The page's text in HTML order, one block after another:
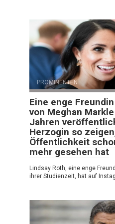
PROMINENTEN
Eine enge
von Meghan
Jahren
Herzogin so
Öffentlichkeit
mehr gesehen hat
Lindsay Roth, eine enge
ihrer Studienzeit, hat auf